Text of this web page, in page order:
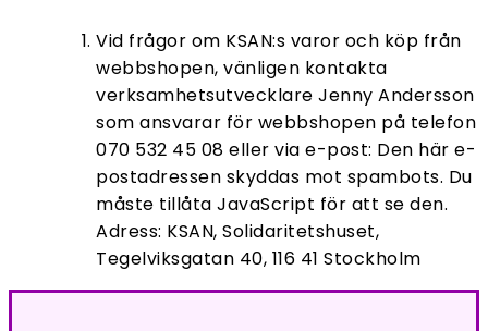
Vid frågor om KSAN:s varor och köp från
webbshopen, vänligen kontakta
verksamhetsutvecklare Jenny Andersson
som ansvarar för webbshopen på telefon
070 532 45 08 eller via e-post: Den här e-
postadressen skyddas mot spambots. Du
måste tillåta JavaScript för att se den.
Adress: KSAN, Solidaritetshuset,
Tegelviksgatan 40, 116 41 Stockholm